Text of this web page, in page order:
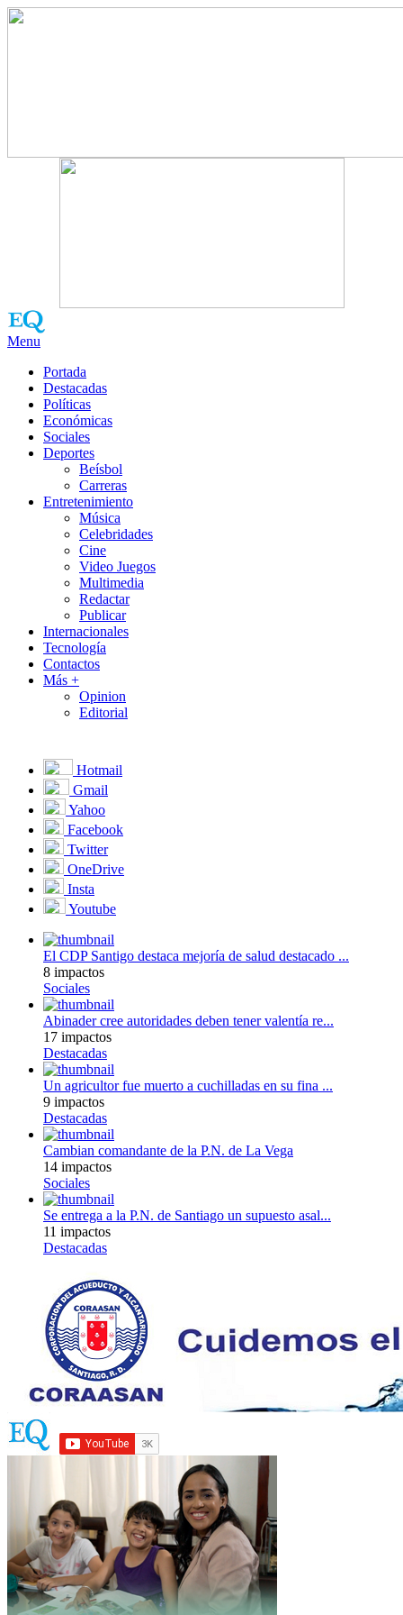
Menu
Portada
Destacadas
Políticas
Económicas
Sociales
Deportes
Beísbol
Carreras
Entretenimiento
Música
Celebridades
Cine
Video Juegos
Multimedia
Redactar
Publicar
Internacionales
Tecnología
Contactos
Más +
Opinion
Editorial
Hotmail
Gmail
Yahoo
Facebook
Twitter
OneDrive
Insta
Youtube
El CDP Santigo destaca mejoría de salud destacado ...
8 impactos
Sociales
Abinader cree autoridades deben tener valentía re...
17 impactos
Destacadas
Un agricultor fue muerto a cuchilladas en su fina ...
9 impactos
Destacadas
Cambian comandante de la P.N. de La Vega
14 impactos
Sociales
Se entrega a la P.N. de Santiago un supuesto asal...
11 impactos
Destacadas